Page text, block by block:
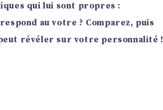
qui lui sont propres :
au votre ? Comparez, puis
révéler sur votre personnalité !